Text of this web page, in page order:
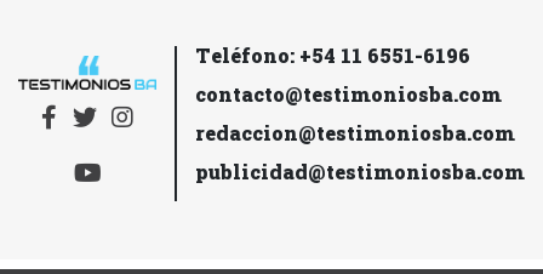
Teléfono: +54 11 6551-6196
contacto@testimoniosba.com
redaccion@testimoniosba.com
publicidad@testimoniosba.com